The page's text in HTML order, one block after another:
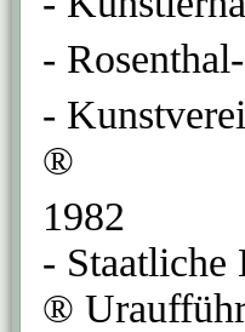
-
-
®
1982
-
®